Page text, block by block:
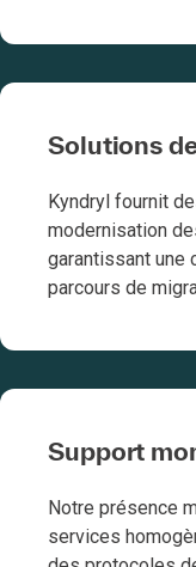
Solutions
Kyndryl fournit
modernisation
garantissant une
parcours de
Support
Notre présence
services